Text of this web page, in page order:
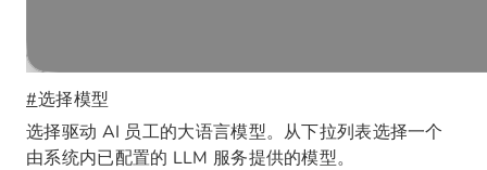
#选择模型
选择驱动 AI 员工的大语言模型。从下拉列表选择一个
由系统内已配置的 LLM 服务提供的模型。